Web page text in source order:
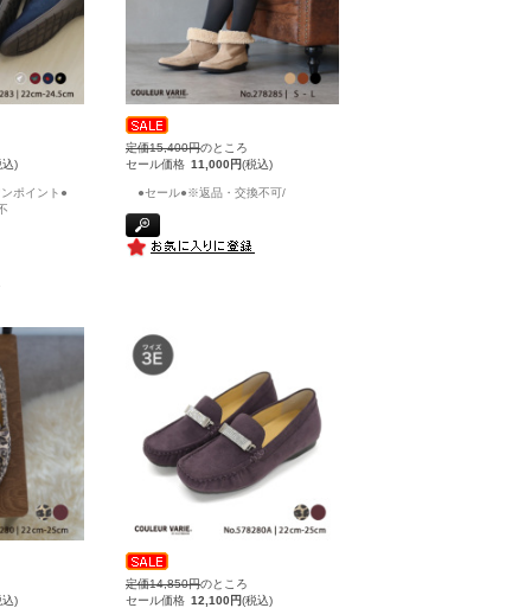
込)
ポイント●
定価15,400円のところ
セール価格 11,000円(税込)
●セール●※返品・交換不可/
込)
定価14,850円のところ
セール価格 12,100円(税込)